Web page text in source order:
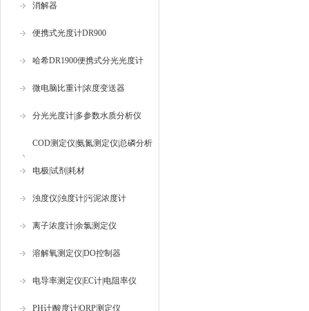
消解器
便携式光度计DR900
哈希DR1900便携式分光光度计
微电脑比重计|浓度变送器
分光光度计|多参数水质分析仪
COD测定仪|氨氮测定仪|总磷分析
仪
电极|试剂|耗材
浊度仪|浊度计|污泥浓度计
离子浓度计|余氯测定仪
溶解氧测定仪|DO控制器
电导率测定仪|EC计|电阻率仪
PH计|酸度计|ORP测定仪